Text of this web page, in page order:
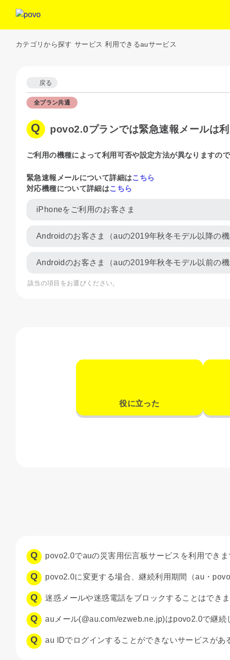
カテゴリから探す サービス 利用できるauサービス
戻る
全プラン共通
povo2.0プランでは緊急速報メールは
ご利用の機種によって利用可否や設定方法が異なりますの
緊急速報メールについて詳細はこちら
対応機種について詳細はこちら
iPhoneをご利用のお客さま
Androidのお客さま（auの2019年秋冬モデル以降の機
Androidのお客さま（auの2019年秋冬モデル以前の機
該当の項目をお選びください。
役に立った
povo2.0でauの災害用伝言板サービスを利用でき
povo2.0に変更する場合、継続利用期間（au・
迷惑メールや迷惑電話をブロックすることはできま
auメール(@au.com/ezweb.ne.jp)はpovo2.0で継続
au IDでログインすることができないサービスがあ